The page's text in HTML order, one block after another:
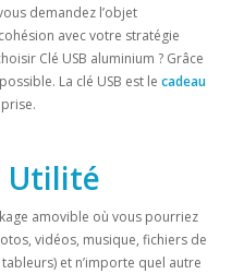
demandez l’objet
avec votre stratégie
Clé USB aluminium ? Grâce
La clé USB est le cadeau
Utilité
amovible où vous pourriez
vidéos, musique, fichiers de
et n’importe quel autre